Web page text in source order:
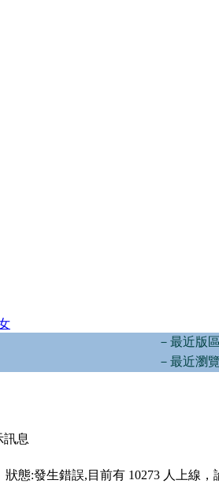
－最近版
－最近瀏
訊息
狀態:發生錯誤,目前有 10273 人上線